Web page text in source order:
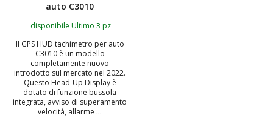
auto C3010
disponibile Ultimo 3 pz
Il GPS HUD tachimetro per auto
C3010 è un modello
completamente nuovo
introdotto sul mercato nel 2022.
Questo Head-Up Display è
dotato di funzione bussola
integrata, avviso di superamento
velocità, allarme ...